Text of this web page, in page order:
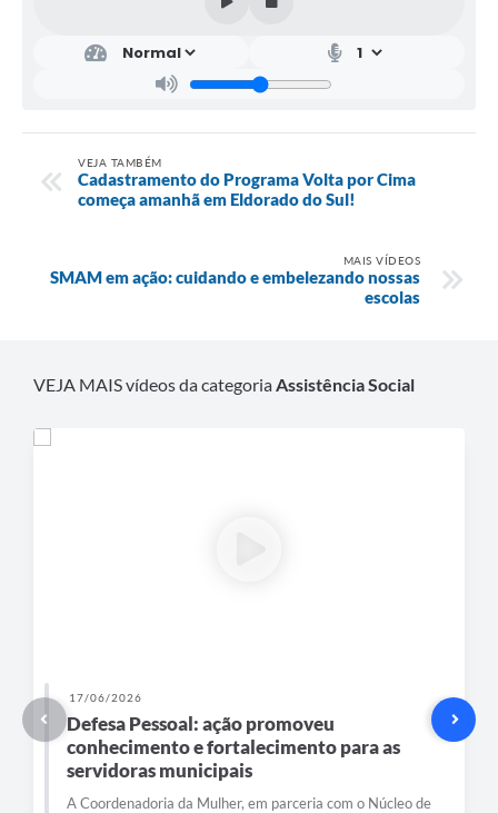
VEJA TAMBÉM
Cadastramento do Programa Volta por Cima
começa amanhã em Eldorado do Sul!
MAIS VÍDEOS
SMAM em ação: cuidando e embelezando nossas
escolas
VEJA MAIS vídeos da categoriaAssistência Social
17/06/2026
Defesa Pessoal: ação promoveu
conhecimento e fortalecimento para as
servidoras municipais
A Coordenadoria da Mulher, em parceria com o Núcleo de